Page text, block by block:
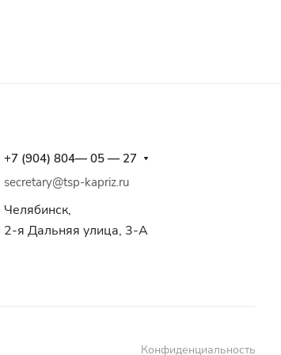
+7 (904) 804— 05 — 27
secretary@tsp-kapriz.ru
Челябинск,
2-я Дальняя улица, 3-А
Конфиденциальность